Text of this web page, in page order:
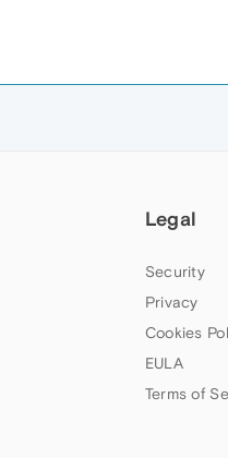
Legal
Security
Privacy
Cookies
EULA
Terms of